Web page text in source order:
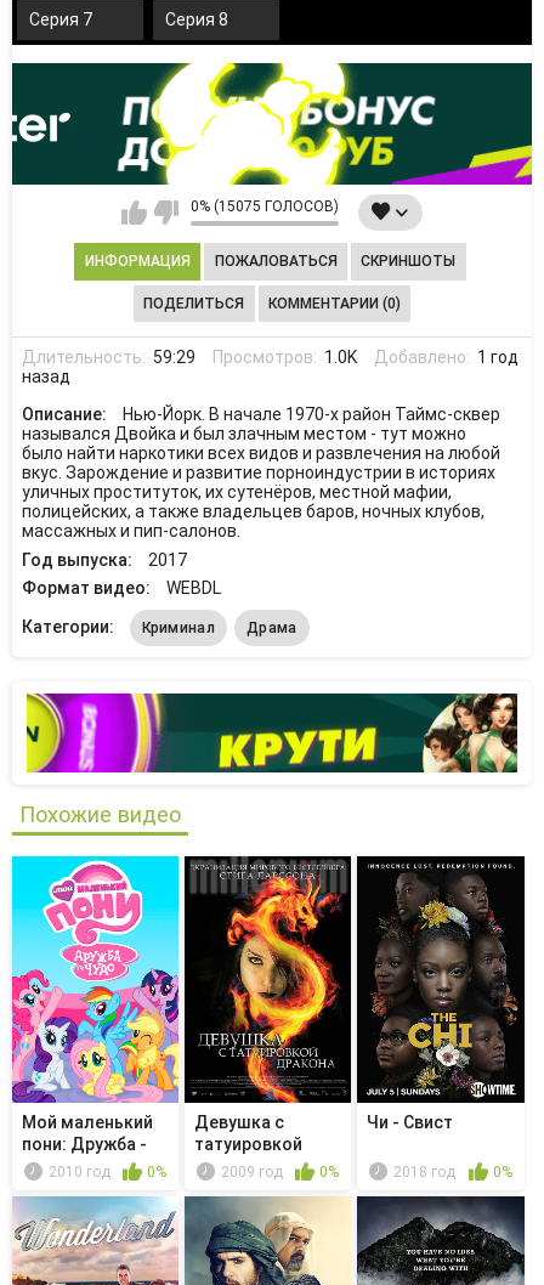
Серия 7 Серия 8
0% (15075 ГОЛОСОВ)
ИНФОРМАЦИЯ ПОЖАЛОВАТЬСЯ СКРИНШОТЫ
ПОДЕЛИТЬСЯ КОММЕНТАРИИ (0)
Длительность: 59:29 Просмотров: 1.0K Добавлено: 1 год
назад
Описание:
Нью-Йорк. В начале 1970-х район Таймс-сквер
назывался Двойка и был злачным местом - тут можно
было найти наркотики всех видов и развлечения на любой
вкус. Зарождение и развитие порноиндустрии в историях
уличных проституток, их сутенёров, местной мафии,
полицейских, а также владельцев баров, ночных клубов,
массажных и пип-салонов.
Год выпуска:
2017
Формат видео:
WEBDL
Категории:
Криминал Драма
Похожие видео
Мой маленький
пони: Дружба -
это чудо...
2010 год 0%
Девушка с
татуировкой
дракона
2009 год 0%
Чи - Свист
2018 год 0%